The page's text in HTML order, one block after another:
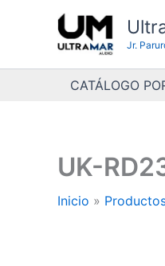
contenido
Jr.
CATÁLOGO
UK-
Inicio